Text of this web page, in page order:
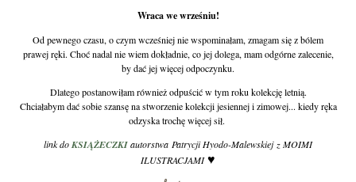
Wraca we wrześniu!
Od pewnego czasu, o czym wcześniej nie wspominałam, zmagam się z bólem
prawej ręki. Choć nadal nie wiem dokładnie, co jej dolega, mam odgórne zalecenie,
by dać jej więcej odpoczynku.
Dlatego postanowiłam również odpuścić w tym roku kolekcję letnią.
Chciałabym dać sobie szansę na stworzenie kolekcji jesiennej i zimowej... kiedy ręka
odzyska trochę więcej sił.
link doKSIĄŻECZKIautorstwa Patrycji Hyodo-Malewskiej z MOIMI
ILUSTRACJAMI♥